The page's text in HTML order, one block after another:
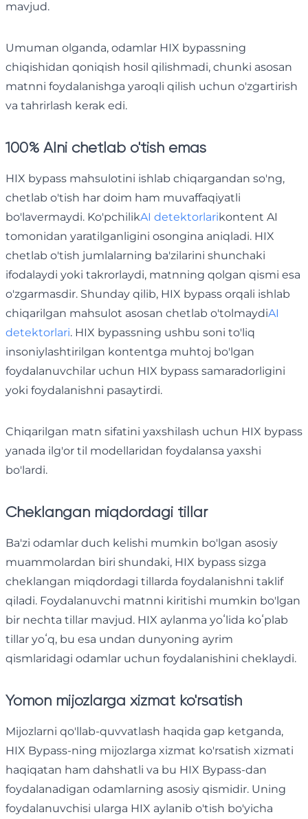
mavjud.
Umuman olganda, odamlar HIX bypassning
chiqishidan qoniqish hosil qilishmadi, chunki asosan
matnni foydalanishga yaroqli qilish uchun o'zgartirish
va tahrirlash kerak edi.
100% AIni chetlab o'tish emas
HIX bypass mahsulotini ishlab chiqargandan so'ng,
chetlab o'tish har doim ham muvaffaqiyatli
bo'lavermaydi. Ko'pchilikAI detektorlarikontent AI
tomonidan yaratilganligini osongina aniqladi. HIX
chetlab o'tish jumlalarning ba'zilarini shunchaki
ifodalaydi yoki takrorlaydi, matnning qolgan qismi esa
o'zgarmasdir. Shunday qilib, HIX bypass orqali ishlab
chiqarilgan mahsulot asosan chetlab o'tolmaydiAI
detektorlari. HIX bypassning ushbu soni to'liq
insoniylashtirilgan kontentga muhtoj bo'lgan
foydalanuvchilar uchun HIX bypass samaradorligini
yoki foydalanishni pasaytirdi.
Chiqarilgan matn sifatini yaxshilash uchun HIX bypass
yanada ilg'or til modellaridan foydalansa yaxshi
bo'lardi.
Cheklangan miqdordagi tillar
Ba'zi odamlar duch kelishi mumkin bo'lgan asosiy
muammolardan biri shundaki, HIX bypass sizga
cheklangan miqdordagi tillarda foydalanishni taklif
qiladi. Foydalanuvchi matnni kiritishi mumkin bo'lgan
bir nechta tillar mavjud. HIX aylanma yoʻlida koʻplab
tillar yoʻq, bu esa undan dunyoning ayrim
qismlaridagi odamlar uchun foydalanishini cheklaydi.
Yomon mijozlarga xizmat ko'rsatish
Mijozlarni qo'llab-quvvatlash haqida gap ketganda,
HIX Bypass-ning mijozlarga xizmat ko'rsatish xizmati
haqiqatan ham dahshatli va bu HIX Bypass-dan
foydalanadigan odamlarning asosiy qismidir. Uning
foydalanuvchisi ularga HIX aylanib o'tish bo'yicha